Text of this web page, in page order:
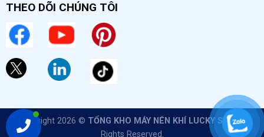
THEO DÕI CHÚNG TÔI
Copyright 2026 © TỔNG KHO MÁY NÉN KHÍ LUCKY SUNAll
Rights Reserved.